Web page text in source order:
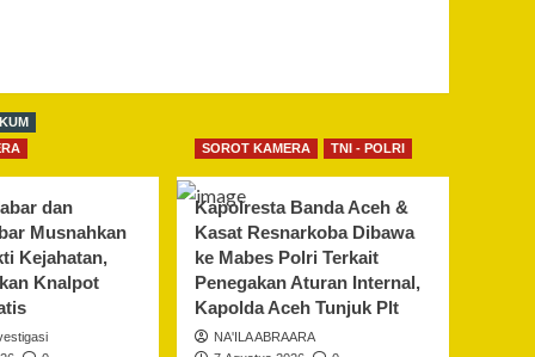
dan
Musnahkan
Kejahatan,
Knalpot
SOROT KAMERA TNI - POLRI
Kapolresta Banda Aceh &
Kasat Resnarkoba Dibawa
ke Mabes Polri Terkait
Penegakan Aturan Internal,
Kapolda Aceh Tunjuk Plt
NA'ILA ABRAARA